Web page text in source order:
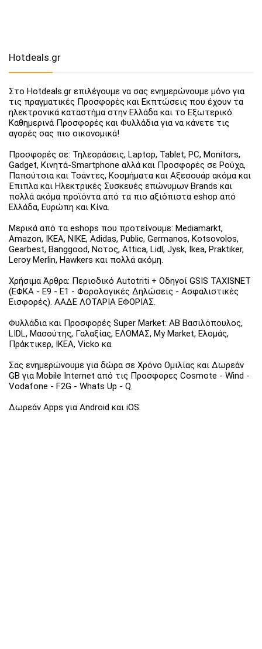
Hotdeals.gr
Στο Hotdeals.gr επιλέγουμε να σας ενημερώνουμε μόνο για
τις πραγματικές Προσφορές και Εκπτώσεις που έχουν τα
ηλεκτρονικά καταστήμα στην Ελλάδα και το Εξωτερικό.
Καθημερινά Προσφορές και Φυλλάδια για να κάνετε τις
αγορές σας πιο οικονομικά!
Προσφορές σε: Τηλεοράσεις, Laptop, Tablet, PC, Monitors,
Gadget, Κινητά-Smartphone αλλά και Προσφορές σε Ρούχα,
Παπούτσια και Τσάντες, Κοσμήματα και Αξεσουάρ ακόμα και
Έπιπλα και Ηλεκτρικές Συσκευές επώνυμων Brands και
πολλά ακόμα προϊόντα από τα πιο αξιόπιστα eshop από
Ελλάδα, Ευρώπη και Κίνα.
Μερικά από τα eshops που προτείνουμε: Mediamarkt,
Amazon, IKEA, NIKE, Adidas, Public, Germanos, Kotsovolos,
Gearbest, Banggood, Νοτος, Attica, Lidl, Jysk, Ikea, Praktiker,
Leroy Merlin, Hawkers και πολλά ακόμη.
Χρήσιμα Άρθρα: Περιοδικό Autotriti + Οδηγοί GSIS TAXISNET
(ΕΦΚΑ - Ε9 - Ε1 - Φορολογικές Δηλώσεις - Ασφαλιστικές
Εισφορές). ΑΑΔΕ ΛΟΤΑΡΙΑ ΕΦΟΡΙΑΣ.
Φυλλάδια και Προσφορές Super Market: ΑΒ Βασιλόπουλος,
LIDL, Μασούτης, Γαλαξίας, ΕΛΟΜΑΣ, My Market, Ελομάς,
Πράκτικερ, ΙΚΕΑ, Vicko κα.
Σας ενημερώνουμε για δώρα σε Χρόνο Ομιλίας και Δωρεάν
GB για Mobile Internet από τις Προσφορες Cosmote - Wind -
Vodafone - F2G - Whats Up - Q.
Δωρεάν Apps για Android και iOS.